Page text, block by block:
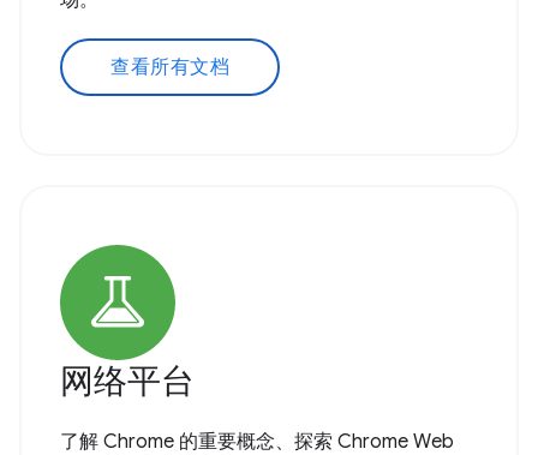
查看所有文档
网络平台
了解 Chrome 的重要概念、探索 Chrome Web